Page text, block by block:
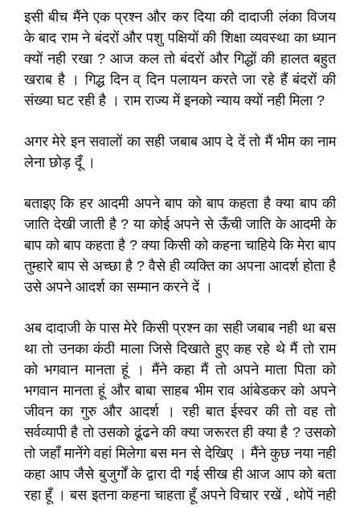
इसी बीच मैंने एक प्रश्न और कर दिया की दादाजी लंका विजय
के बाद राम ने बंदरों और पशु पक्षियों की शिक्षा व्यवस्था का ध्यान
क्यों नही रखा ? आज कल तो बंदरों और गिद्धों की हालत बहुत
खराब है । गिद्ध दिन व् दिन पलायन करते जा रहे हैं बंदरों की
संख्या घट रही है । राम राज्य में इनको न्याय क्यों नही मिला ?
अगर मेरे इन सवालों का सही जबाब आप दे दें तो मैं भीम का नाम
लेना छोड़ दूँ ।
बताइए कि हर आदमी अपने बाप को बाप कहता है क्या बाप की
जाति देखी जाती है ? या कोई अपने से ऊँची जाति के आदमी के
बाप को बाप कहता है ? क्या किसी को कहना चाहिये कि मेरा बाप
तुम्हारे बाप से अच्छा है ? वैसे ही व्यक्ति का अपना आदर्श होता है
उसे अपने आदर्श का सम्मान करने दें ।
अब दादाजी के पास मेरे किसी प्रश्न का सही जबाब नही था बस
था तो उनका कंठी माला जिसे दिखाते हुए कह रहे थे मैं तो राम
को भगवान मानता हूं । मैंने कहा मैं तो अपने माता पिता को
भगवान मानता हूं और बाबा साहब भीम राव आंबेडकर को अपने
जीवन का गुरु और आदर्श । रही बात ईस्वर की तो वह तो
सर्वव्यापी है तो उसको ढूंढने की क्या जरूरत ही क्या है ? उसको
तो जहाँ मानेंगे वहां मिलेगा बस मन से देखिए । मैंने कुछ नया नही
कहा आप जैसे बुजुर्गों के द्वारा दी गई सीख ही आज आप को बता
रहा हूँ । बस इतना कहना चाहता हूँ अपने विचार रखें , थोपें नही